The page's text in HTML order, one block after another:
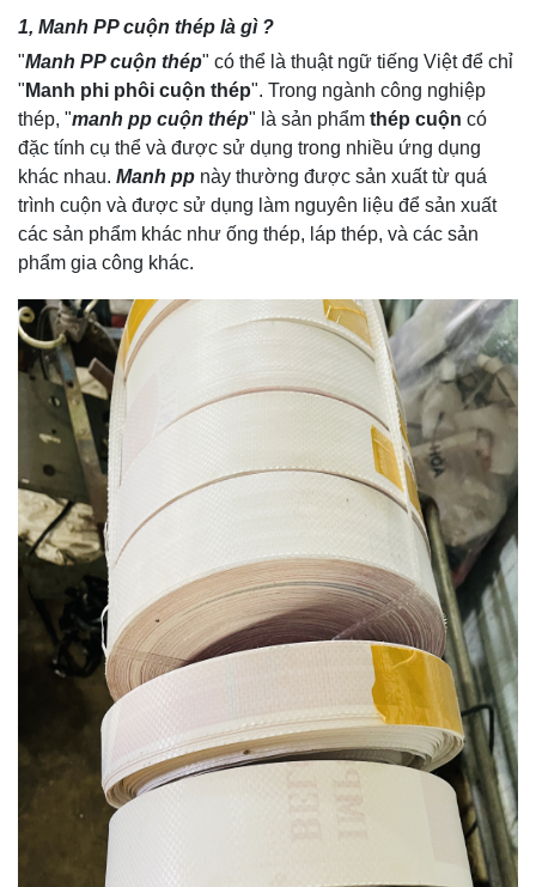
1, Manh PP cuộn thép là gì ?
"Manh PP cuộn thép" có thể là thuật ngữ tiếng Việt để chỉ
" Manh phi phôi cuộn thép". Trong ngành công nghiệp
thép, "manh pp cuộn thép" là sản phẩm thép cuộn có
đặc tính cụ thể và được sử dụng trong nhiều ứng dụng
khác nhau. Manh pp này thường được sản xuất từ quá
trình cuộn và được sử dụng làm nguyên liệu để sản xuất
các sản phẩm khác như ống thép, láp thép, và các sản
phẩm gia công khác.